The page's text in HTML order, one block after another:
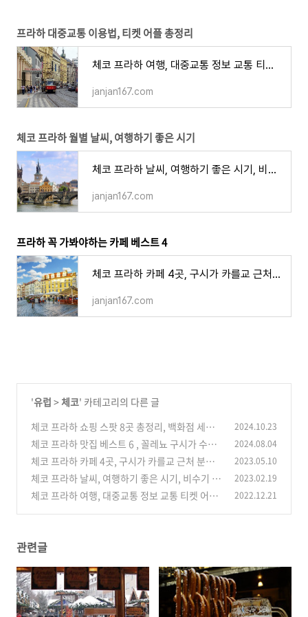
프라하 대중교통 이용법, 티켓 어플 총정리
체코 프라하 여행, 대중교통 정보 교통 티켓 어플 이용 방법 안내
janjan167.com
체코 프라하 월별 날씨, 여행하기 좋은 시기
체코 프라하 날씨, 여행하기 좋은 시기, 비수기 성수기 월별 특징
janjan167.com
프라하 꼭 가봐야하는 카페 베스트 4
체코 프라하 카페 4곳, 구시가 카를교 근처 분위기 좋은 커피 디저트 맛집
janjan167.com
'유럽 >체코' 카테고리의 다른 글
체코 프라하 쇼핑 스팟 8곳 총정리, 백화점 세일
쇼핑센터 저렴한 슈퍼마켓 시장 아웃렛 가는법 무
료 화장실
(0)
2024.10.23
체코 프라하 맛집 베스트 6 , 꼴레뇨 구시가 수제
맥주 양조장 전망좋은 레스토랑 전통요리
(0)
2024.08.04
체코 프라하 카페 4곳, 구시가 카를교 근처 분위
기 좋은 커피 디저트 맛집 (0)
2023.05.10
체코 프라하 날씨, 여행하기 좋은 시기, 비수기 성
수기 월별 특징
(0)
2023.02.19
체코 프라하 여행, 대중교통 정보 교통 티켓 어플
2022.12.21
관련글